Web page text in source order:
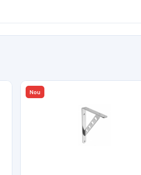
Nou